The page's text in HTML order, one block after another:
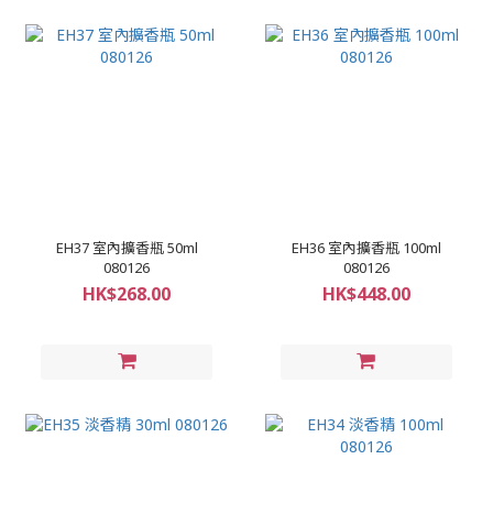
EH37 室內擴香瓶 50ml
080126
HK$268.00
EH36 室內擴香瓶 100ml
080126
HK$448.00